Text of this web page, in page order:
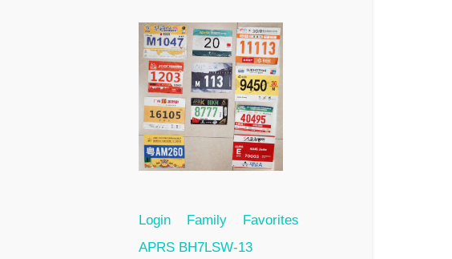
Login Family
Favorites
APRS BH7LSW-13